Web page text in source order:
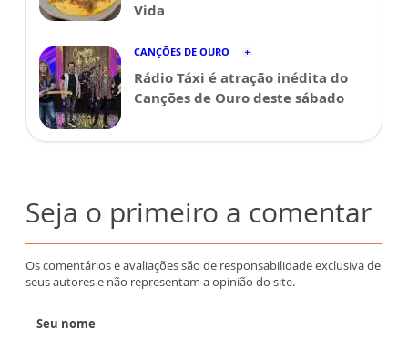
Vida
CANÇÕES DE OURO
Rádio Táxi é atração inédita do
Canções de Ouro deste sábado
Seja o primeiro a comentar
Os comentários e avaliações são de responsabilidade exclusiva de
seus autores e não representam a opinião do site.
Seu nome